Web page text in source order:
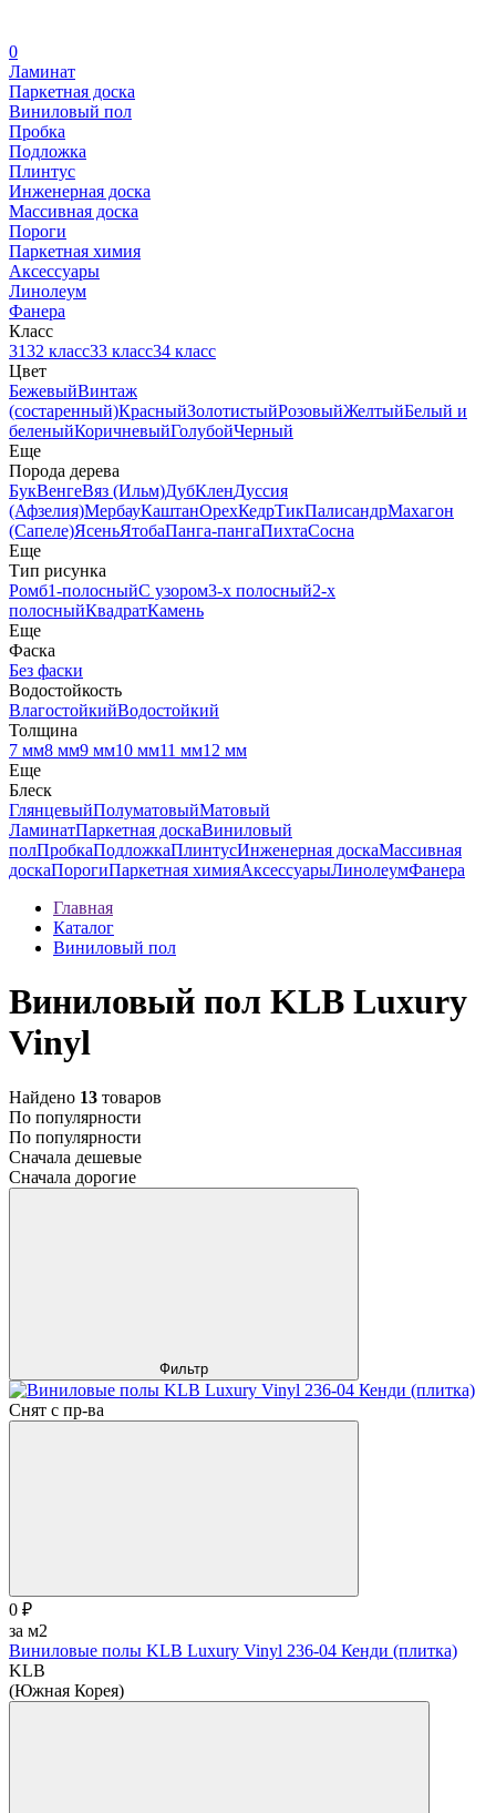
0
Ламинат
Паркетная доска
Виниловый пол
Пробка
Подложка
Плинтус
Инженерная доска
Массивная доска
Пороги
Паркетная химия
Аксессуары
Линолеум
Фанера
Класс
3132 класс33 класс34 класс
Цвет
БежевыйВинтаж
(состаренный)КрасныйЗолотистыйРозовыйЖелтыйБелый и
беленыйКоричневыйГолубойЧерный
Еще
Порода дерева
БукВенгеВяз (Ильм)ДубКленДуссия
(Афзелия)МербауКаштанОрехКедрТикПалисандрМахагон
(Сапеле)ЯсеньЯтобаПанга-пангаПихтаСосна
Еще
Тип рисунка
Ромб1-полосныйС узором3-х полосный2-х
полосныйКвадратКамень
Еще
Фаска
Без фаски
Водостойкость
ВлагостойкийВодостойкий
Толщина
7 мм8 мм9 мм10 мм11 мм12 мм
Еще
Блеск
ГлянцевыйПолуматовыйМатовый
ЛаминатПаркетная доскаВиниловый
полПробкаПодложкаПлинтусИнженерная доскаМассивная
доскаПорогиПаркетная химияАксессуарыЛинолеумФанера
Главная
Каталог
Виниловый пол
Виниловый пол KLB Luxury
Vinyl
Найдено 13 товаров
По популярности
По популярности
Сначала дешевые
Сначала дорогие
Фильтр
Снят с пр-ва
0 ₽
за м2
Виниловые полы KLB Luxury Vinyl 236-04 Кенди (плитка)
KLB
(Южная Корея)